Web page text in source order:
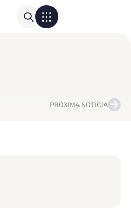
PRÓXIMA NOTÍCIA